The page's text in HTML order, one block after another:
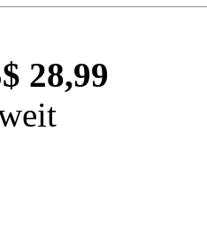
28,99